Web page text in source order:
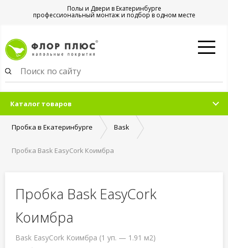
Полы и Двери в Екатеринбурге
профессиональный монтаж и подбор в одном месте
Каталог товаров
Пробка в Екатеринбурге Bask
Пробка Bask EasyCork Коимбра
Пробка Bask EasyCork
Коимбра
Bask EasyCork Коимбра (1 уп. — 1.91 м2)